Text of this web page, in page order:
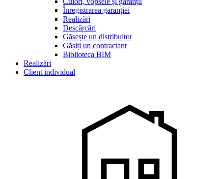
Înregistrarea garanției
Realizări
Descărcări
Găsește un distribuitor
Găsiți un contractant
Biblioteca BIM
Realizări
Client individual